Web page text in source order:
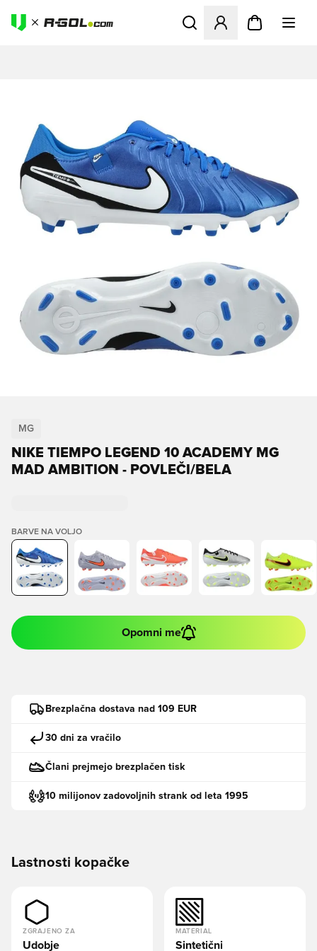
Odpre Modal za prijavo ali
MG
NIKE TIEMPO LEGEND 10 ACADEMY MG
MAD AMBITION - POVLEČI/BELA
BARVE NA VOLJO
Opomni me
Brezplačna dostava nad 109 EUR
30 dni za vračilo
Člani prejmejo brezplačen tisk
10 milijonov zadovoljnih strank od leta 1995
Lastnosti kopačke
ZGRAJENO ZA
Udobje
MATERIAL
Sintetični